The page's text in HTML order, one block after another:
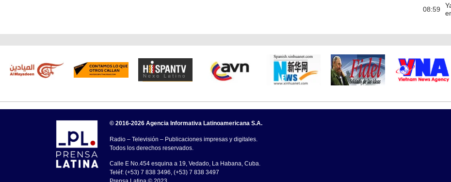
08:59
© 2016-2026 Agencia Informativa Latinoamericana S.A.
Radio – Televisión – Publicaciones impresas y digitales.
Todos los derechos reservados.
Calle E No.454 esquina a 19, Vedado, La Habana, Cuba.
Teléf: (+53) 7 838 3496, (+53) 7 838 3497